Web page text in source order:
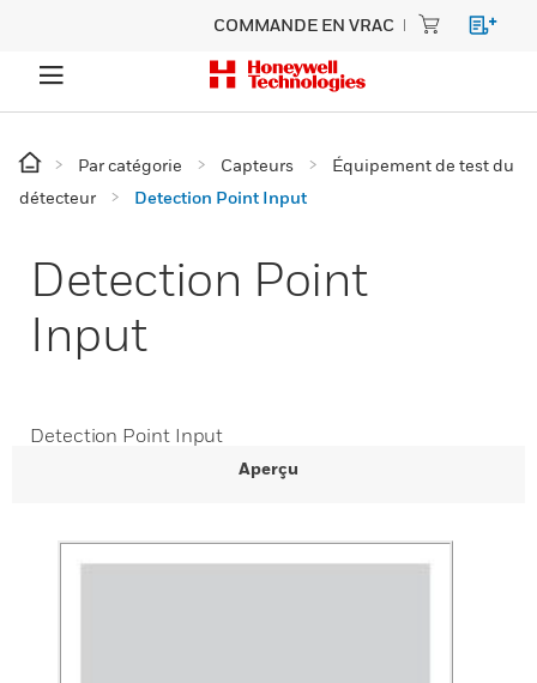
COMMANDE EN VRAC
Par catégorie Capteurs
Équipement de test du
détecteur
Detection Point Input
Detection Point
Input
Detection Point Input
Aperçu